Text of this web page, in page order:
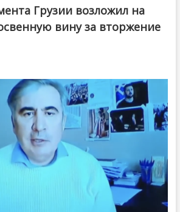
Грузии возложил на
вину за вторжение